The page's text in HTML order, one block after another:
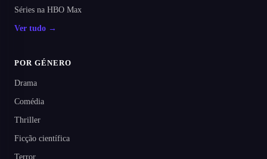
Séries na HBO Max
Ver tudo →
POR GÉNERO
Drama
Comédia
Thriller
Ficção científica
Terror